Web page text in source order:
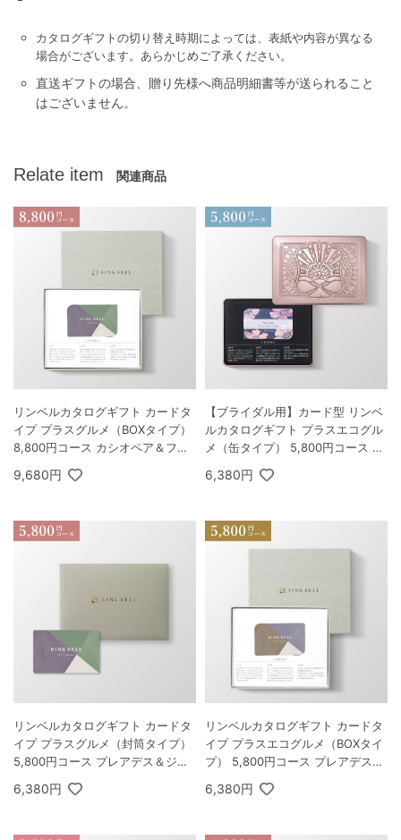
カタログギフトの切り替え時期によっては、表紙や内容が異なる
場合がございます。あらかじめご了承ください。
直送ギフトの場合、贈り先様へ商品明細書等が送られること
はございません。
Relate item 関連商品
リンベルカタログギフト カードタ
イプ プラスグルメ（BOXタイプ）
8,800円コース カシオペア＆フォ
9,680円
【ブライダル用】カード型 リンベ
ルカタログギフト プラスエコグル
メ（缶タイプ） 5,800円コース プ
レアデス＆エコジュピター
6,380円
リンベルカタログギフト カードタ
イプ プラスグルメ（封筒タイプ）
5,800円コース プレアデス＆ジュ
6,380円
リンベルカタログギフト カードタ
イプ プラスエコグルメ（BOXタイ
プ） 5,800円コース プレアデス＆
エコジュピター
6,380円